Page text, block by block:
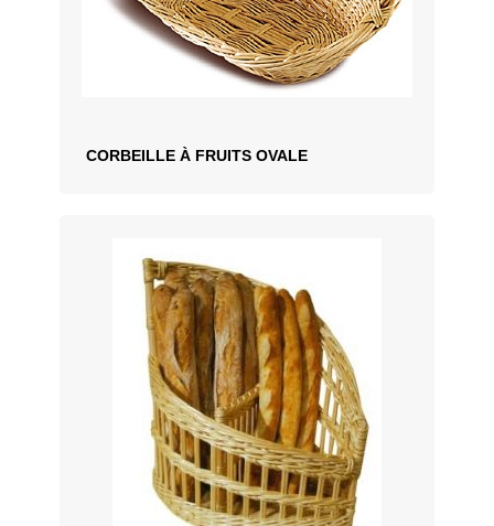
CORBEILLE À FRUITS OVALE
AJOUTER AU DEVIS